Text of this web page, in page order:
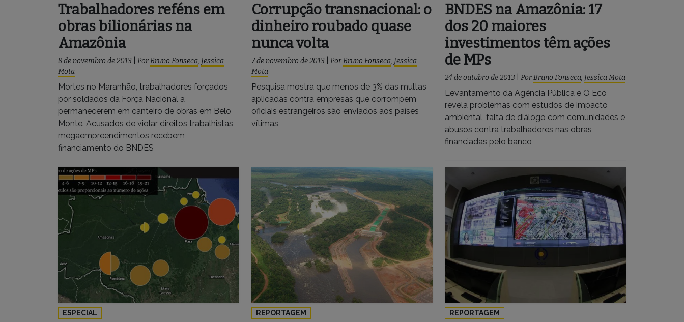
Trabalhadores reféns em
obras bilionárias na
Amazônia
8 de novembro de 2013 PorBruno Fonseca, Jessica
Mota
Mortes no Maranhão, trabalhadores forçados
por soldados da Força Nacional a
permanecerem em canteiro de obras em Belo
Monte. Acusados de violar direitos trabalhistas,
megaempreendimentos recebem
financiamento do BNDES
Corrupção transnacional: o
dinheiro roubado quase
nunca volta
7 de novembro de 2013 PorBruno Fonseca, Jessica
Mota
Pesquisa mostra que menos de 3% das multas
aplicadas contra empresas que corrompem
oficiais estrangeiros são enviados aos países
vítimas
BNDES na Amazônia: 17
dos 20 maiores
investimentos têm ações
de MPs
24 de outubro de 2013 PorBruno Fonseca, Jessica Mota
Levantamento da Agência Pública e O Eco
revela problemas com estudos de impacto
ambiental, falta de diálogo com comunidades e
abusos contra trabalhadores nas obras
financiadas pelo banco
ESPECIAL REPORTAGEM REPORTAGEM